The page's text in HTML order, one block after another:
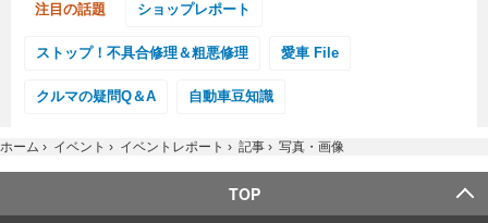
注目の話題 ショップレポート
ストップ！不具合修理＆粗悪修理 愛車 File
クルマの疑問Q＆A 自動車豆知識
ホーム › イベント › イベントレポート › 記事 › 写真・画像
TOP